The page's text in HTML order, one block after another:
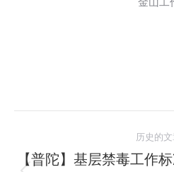
章
历史的
【普陀】基层禁毒工作